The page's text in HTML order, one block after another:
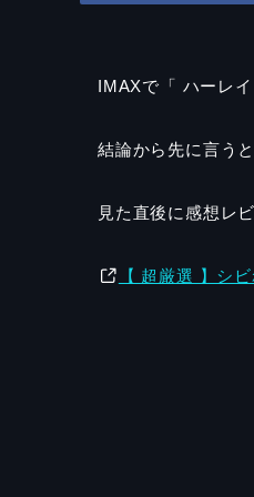
IMAXで「 ハーレ
結論から先に言う
見た直後に感想レ
【 超厳選 】シ